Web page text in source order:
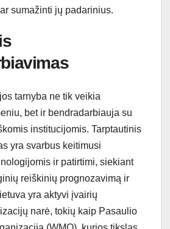
sumažinti jų padarinius.
tarnyba ne tik veikia
bet ir bendradarbiauja su
institucijomis. Tarptautinis
yra svarbus keitimusi
ir patirtimi, siekiant
reiškinių prognozavimą ir
yra aktyvi įvairių
narė, tokių kaip Pasaulio